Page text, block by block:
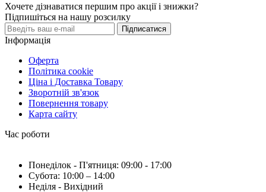
Хочете дізнаватися першим про акції і знижки?
Підпишіться на нашу розсилку
Підписатися
Інформація
Оферта
Політика cookie
Ціна і Доставка Товару
Зворотній зв'язок
Повернення товару
Карта сайту
Час роботи
Понеділок - П'ятниця: 09:00 - 17:00
Субота: 10:00 – 14:00
Неділя - Вихідний